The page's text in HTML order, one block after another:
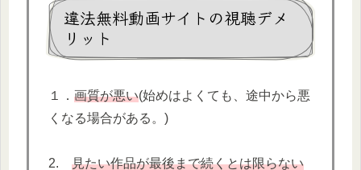
違法無料動画サイトの視聴デメ
リット
１． 画質が悪い(始めはよくても、途中から悪
くなる場合がある。)
2. 見たい作品が最後まで続くとは限らない